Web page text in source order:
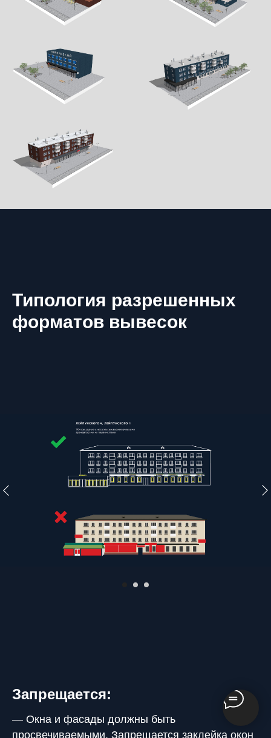
Типология разрешенных
форматов вывесок
Запрещается:
— Окна и фасады должны быть
просвечиваемыми. Запрещается заклейка окон